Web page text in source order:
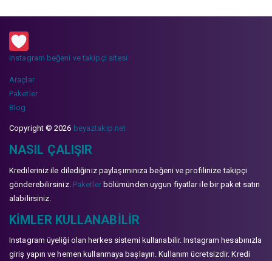
instagram beğeni ve takipçi sitesi
Araçlar
Paketler
Blog
Copyright © 2026 beyaztakip.net
NASIL ÇALIŞIR
Kredileriniz ile dilediğiniz paylaşımınıza beğeni ve profilinize takipçi
gönderebilirsiniz. Paketlerbölümünden uygun fiyatlar ile bir paket satın
alabilirsiniz.
KIMLER KULLANABILIR
Instagram üyeliği olan herkes sistemi kullanabilir. Instagram hesabınızla
giriş yapın ve hemen kullanmaya başlayın. Kullanım ücretsizdir. Kredi